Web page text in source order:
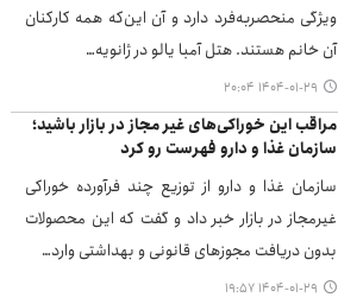
ویژگی منحصربه‌فرد دارد و آن این‌که همه کارکنان
آن خانم هستند. هتل آمبا یالو در ژانویه…
۱۴۰۴-۰۱-۲۹ ۲۰:۰۴
مراقب این خوراکی‌های غیر مجاز در بازار باشید؛
سازمان غذا و دارو فهرست رو کرد
سازمان غذا و دارو از توزیع چند فرآورده خوراکی
غیرمجاز در بازار خبر داد و گفت که این محصولات
بدون دریافت مجوزهای قانونی و بهداشتی وارد…
۱۴۰۴-۰۱-۲۹ ۱۹:۵۷